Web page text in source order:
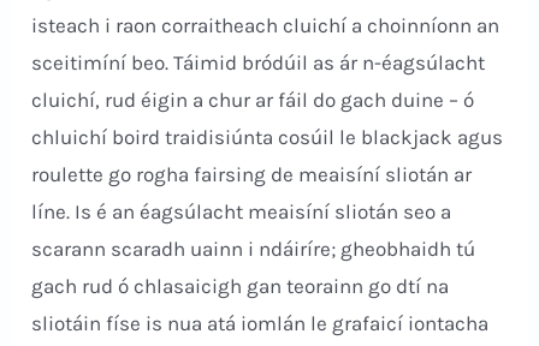
isteach i raon corraitheach cluichí a choinníonn an
sceitimíní beo. Táimid bródúil as ár n-éagsúlacht
cluichí, rud éigin a chur ar fáil do gach duine – ó
chluichí boird traidisiúnta cosúil le blackjack agus
roulette go rogha fairsing de meaisíní sliotán ar
líne. Is é an éagsúlacht meaisíní sliotán seo a
scarann scaradh uainn i ndáiríre; gheobhaidh tú
gach rud ó chlasaicigh gan teorainn go dtí na
sliotáin físe is nua atá iomlán le grafaicí iontacha